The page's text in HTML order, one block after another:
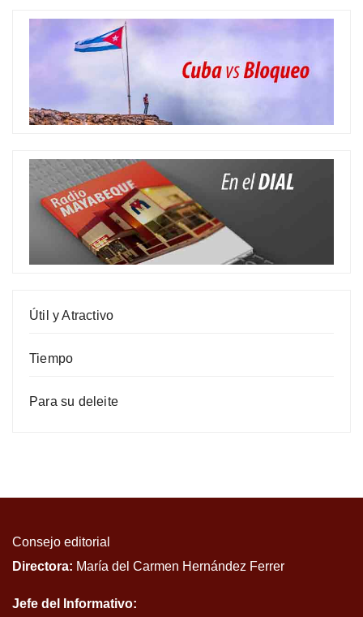
Útil y Atractivo
Tiempo
Para su deleite
Consejo editorial
Directora: María del Carmen Hernández Ferrer
Jefe del Informativo: